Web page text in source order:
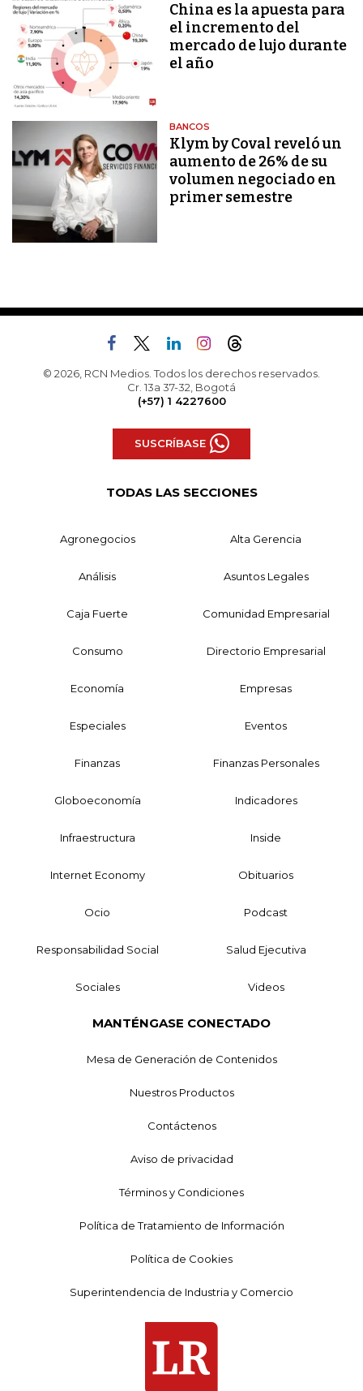
China es la apuesta para
el incremento del
mercado de lujo durante
el año
BANCOS
Klym by Coval reveló un
aumento de 26% de su
volumen negociado en
primer semestre
© 2026, RCN Medios. Todos los derechos reservados.
Cr. 13a 37-32, Bogotá
(+57) 1 4227600
SUSCRÍBASE
TODAS LAS SECCIONES
Agronegocios Alta Gerencia
Análisis Asuntos Legales
Caja Fuerte Comunidad Empresarial
Consumo Directorio Empresarial
Economía Empresas
Especiales Eventos
Finanzas Finanzas Personales
Globoeconomía Indicadores
Infraestructura Inside
Internet Economy Obituarios
Ocio Podcast
Responsabilidad Social Salud Ejecutiva
Sociales Videos
MANTÉNGASE CONECTADO
Mesa de Generación de Contenidos
Nuestros Productos
Contáctenos
Aviso de privacidad
Términos y Condiciones
Política de Tratamiento de Información
Política de Cookies
Superintendencia de Industria y Comercio